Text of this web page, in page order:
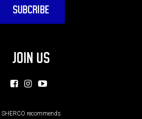
JOIN US
SHERCO recommends